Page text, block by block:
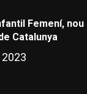
Femení,
Catalunya
2023